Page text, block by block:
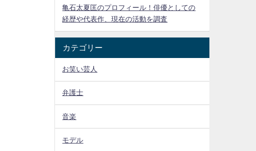
亀石太夏匡のプロフィール！俳優としての
経歴や代表作、現在の活動を調査
カテゴリー
お笑い芸人
弁護士
音楽
モデル